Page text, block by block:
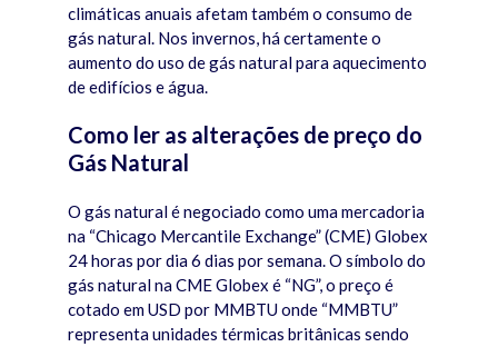
climáticas anuais afetam também o consumo de
gás natural. Nos invernos, há certamente o
aumento do uso de gás natural para aquecimento
de edifícios e água.
Como ler as alterações de preço do
Gás Natural
O gás natural é negociado como uma mercadoria
na “Chicago Mercantile Exchange” (CME) Globex
24 horas por dia 6 dias por semana. O símbolo do
gás natural na CME Globex é “NG”, o preço é
cotado em USD por MMBTU onde “MMBTU”
representa unidades térmicas britânicas sendo